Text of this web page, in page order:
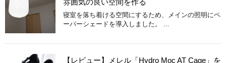
寝室を落ち着ける空間にするため、メインの照明にペ
ーパーシェードを導入しました。 ...
【レビュー】メレル「Hydro Moc AT Cage」を